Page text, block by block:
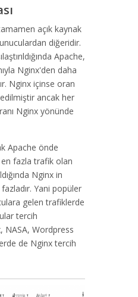
açık kaynak
diğeridir.
Apache,
Nginx'den daha
Nginx içinse oran
ancak her
Nginx yönünde
Apache önde
fazla trafik olan
Nginx in
Yani popüler
gelen trafiklerde
tercih
NASA, Wordpress
de Nginx tercih